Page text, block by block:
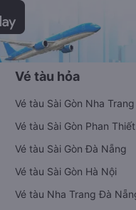
Vé tàu hỏa
Vé tàu Sài Gòn Nha Trang
Vé tàu Sài Gòn Phan Thiết
Vé tàu Sài Gòn Đà Nẵng
Vé tàu Sài Gòn Hà Nội
Vé tàu Nha Trang Đà